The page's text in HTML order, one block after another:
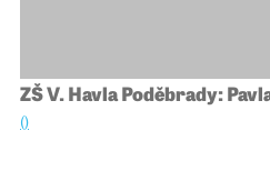
ZŠ V. Havla Poděbrady:
()